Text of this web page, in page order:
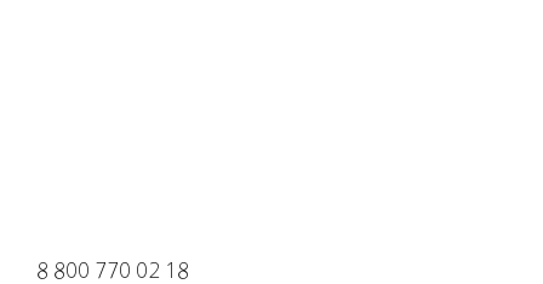
8 800 770 02 18